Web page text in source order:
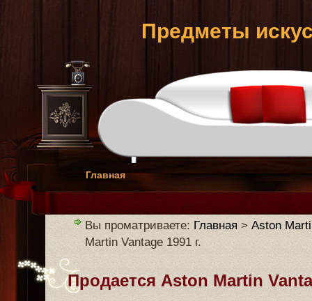
Предметы
Главная
Вы проматриваете: Главная > Aston
Martin Vantage 1991 г.
Продается Aston Martin